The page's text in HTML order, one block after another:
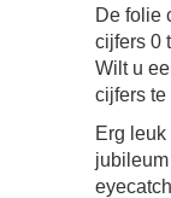
De folie
cijfers 0
Wilt u
cijfers te
Erg